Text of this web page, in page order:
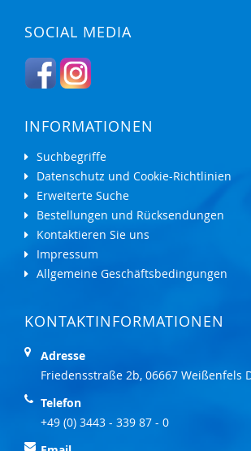
SOCIAL MEDIA
INFORMATIONEN
Suchbegriffe
Datenschutz und Cookie-Richtlinien
Erweiterte Suche
Bestellungen und Rücksendungen
Kontaktieren Sie uns
Impressum
Allgemeine Geschäftsbedingungen
KONTAKTINFORMATIONEN
Adresse
Friedensstraße 2b, 06667 Weißenfels
Telefon
+49 (0) 3443 - 339 87 - 0